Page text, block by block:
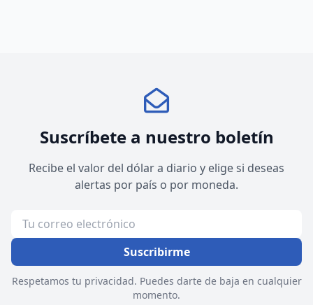
Suscríbete a nuestro boletín
Recibe el valor del dólar a diario y elige si deseas
alertas por país o por moneda.
Suscribirme
Respetamos tu privacidad. Puedes darte de baja en cualquier
momento.